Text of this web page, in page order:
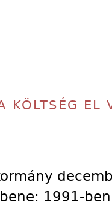
KÖLTSÉG EL
1991-